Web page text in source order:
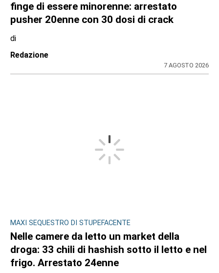
finge di essere minorenne: arrestato
pusher 20enne con 30 dosi di crack
di
Redazione
7 AGOSTO 2026
MAXI SEQUESTRO DI STUPEFACENTE
Nelle camere da letto un market della
droga: 33 chili di hashish sotto il letto e nel
frigo. Arrestato 24enne